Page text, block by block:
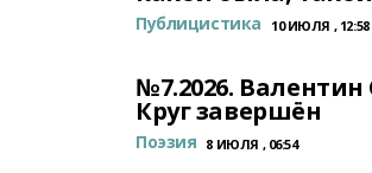
Публицистика 10 ИЮЛЯ , 12:58
№7.2026.
Круг завершён
Поэзия 8 ИЮЛЯ , 06:54